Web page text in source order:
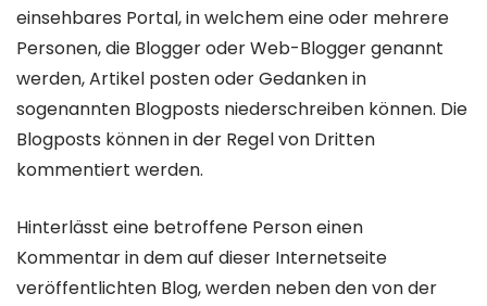
einsehbares Portal, in welchem eine oder mehrere
Personen, die Blogger oder Web-Blogger genannt
werden, Artikel posten oder Gedanken in
sogenannten Blogposts niederschreiben können. Die
Blogposts können in der Regel von Dritten
kommentiert werden.
Hinterlässt eine betroffene Person einen
Kommentar in dem auf dieser Internetseite
veröffentlichten Blog, werden neben den von der